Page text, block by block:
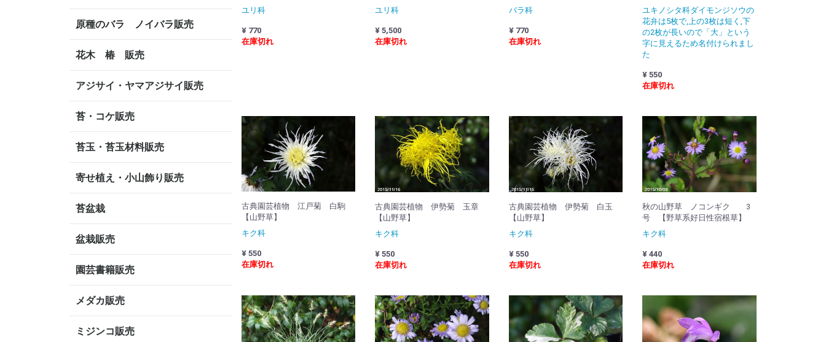
原種のバラ ノイバラ販売
花木 椿 販売
アジサイ・ヤマアジサイ販売
苔・コケ販売
苔玉・苔玉材料販売
寄せ植え・小山飾り販売
苔盆栽
盆栽販売
園芸書籍販売
メダカ販売
ミジンコ販売
ユリ科
¥ 770
在庫切れ
ユリ科
¥ 5,500
在庫切れ
バラ科
¥ 770
在庫切れ
ユキノシタ科ダイモンジソウの
花弁は5枚で,上の3枚は短く,下
の2枚が長いので「大」という
字に見えるため名付けられまし
た
¥ 550
在庫切れ
古典園芸植物 江戸菊 白駒
【山野草】
キク科
¥ 550
在庫切れ
古典園芸植物 伊勢菊 玉章
【山野草】
キク科
¥ 550
在庫切れ
古典園芸植物 伊勢菊 白玉
【山野草】
キク科
¥ 550
在庫切れ
秋の山野草 ノコンギク 3
号 【野草系好日性宿根草】
キク科
¥ 440
在庫切れ